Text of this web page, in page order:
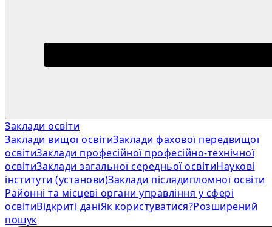
Заклади освіти
Заклади вищої освітиЗаклади фахової передвищої
освітиЗаклади професійної професійно-технічної
освітиЗаклади загальної середньої освітиНаукові
інститути (установи)Заклади післядипломної освіти
Районні та місцеві органи управління у сфері
освітиВідкриті даніЯк користуватися?Розширений
пошук